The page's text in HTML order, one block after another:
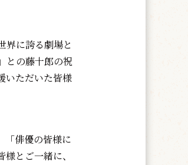
界に誇る劇場と
との藤十郎の祝
いただいた皆様
「俳優の皆様に
とご一緒に、